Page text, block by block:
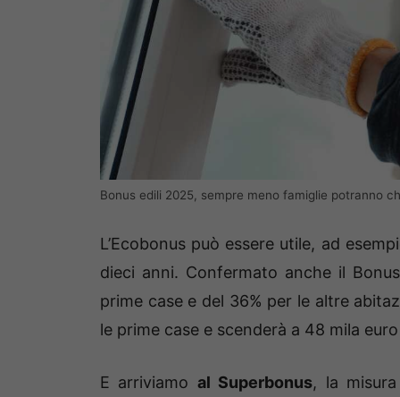
Bonus edili 2025, sempre meno famiglie potranno
L’Ecobonus può essere utile, ad
dieci anni. Confermato anche il
prime case e del 36% per le altre
le prime case e scenderà a 48 mila
E arriviamo al Superbonus, la